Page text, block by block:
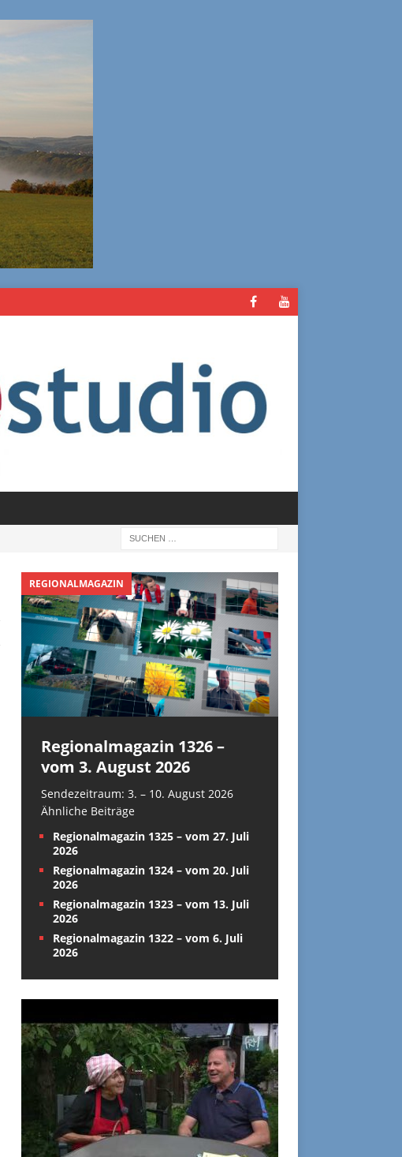
REGIONALMAGAZIN
Regionalmagazin 1326 –
vom 3. August 2026
Sendezeitraum: 3. – 10. August 2026
Ähnliche Beiträge
Regionalmagazin 1325 – vom 27. Juli
2026
Regionalmagazin 1324 – vom 20. Juli
2026
Regionalmagazin 1323 – vom 13. Juli
2026
Regionalmagazin 1322 – vom 6. Juli
2026